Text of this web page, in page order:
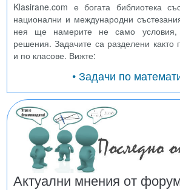
Klasirane.com е богата библиотека
национални и международни
нея ще намерите не само
решения. Задачите са разделени както
и по класове. Вижте:
• Задачи по
Актуални мнения от